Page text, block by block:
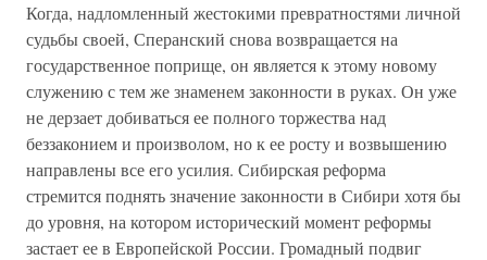
Когда, надломленный жестокими превратностями личной
судьбы своей, Сперанский снова возвращается на
государственное поприще, он является к этому новому
служению с тем же знаменем законности в руках. Он уже
не дерзает добиваться ее полного торжества над
беззаконием и произволом, но к ее росту и возвышению
направлены все его усилия. Сибирская реформа
стремится поднять значение законности в Сибири хотя бы
до уровня, на котором исторический момент реформы
застает ее в Европейской России. Громадный подвиг